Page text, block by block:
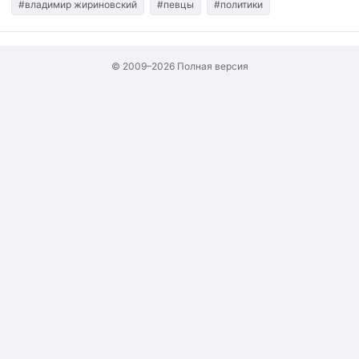
#владимир жириновский #певцы #политики
© 2009–2026 Полная версия